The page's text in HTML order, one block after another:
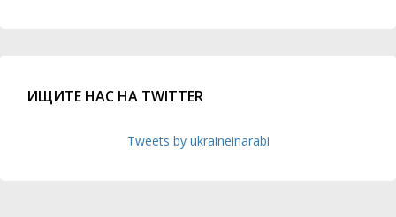
ИЩИТЕ НАС НА TWITTER
Tweets by ukraineinarabi